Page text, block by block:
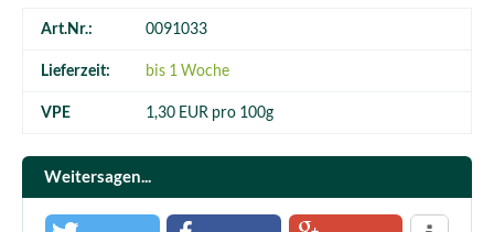
Art.Nr.: 0091033
Lieferzeit: bis 1 Woche
VPE 1,30 EUR pro 100g
Weitersagen...